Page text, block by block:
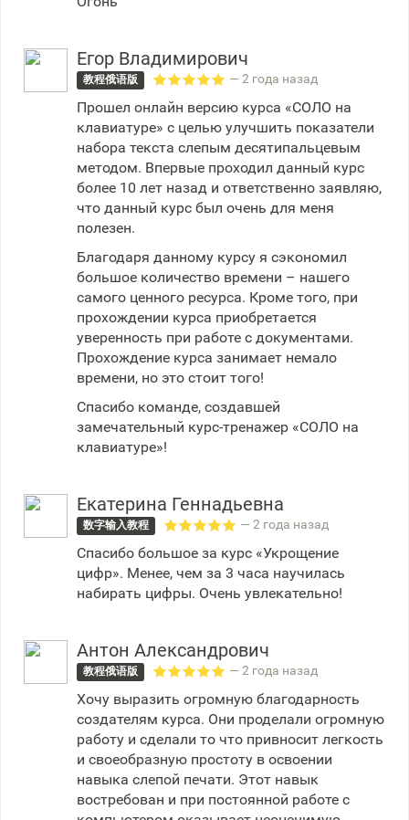
Егор Владимирович
教程俄语版 — 2 года назад
Прошел онлайн версию курса «СОЛО на
клавиатуре» с целью улучшить показатели
набора текста слепым десятипальцевым
методом. Впервые проходил данный курс
более 10 лет назад и ответственно заявляю,
что данный курс был очень для меня
полезен.
Благодаря данному курсу я сэкономил
большое количество времени – нашего
самого ценного ресурса. Кроме того, при
прохождении курса приобретается
уверенность при работе с документами.
Прохождение курса занимает немало
времени, но это стоит того!
Спасибо команде, создавшей
замечательный курс-тренажер «СОЛО на
клавиатуре»!
Екатерина Геннадьевна
数字输入教程 — 2 года назад
Спасибо большое за курс «Укрощение
цифр». Менее, чем за 3 часа научилась
набирать цифры. Очень увлекательно!
Антон Александрович
教程俄语版 — 2 года назад
Хочу выразить огромную благодарность
создателям курса. Они проделали огромную
работу и сделали то что привносит легкость
и своеобразную простоту в освоении
навыка слепой печати. Этот навык
востребован и при постоянной работе с